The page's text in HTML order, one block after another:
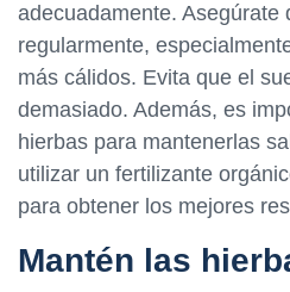
adecuadamente. Asegúrate
regularmente,
más cálidos. Evita que el
demasiado. Además, es
hierbas para mantenerlas
utilizar un fertilizante
para obtener los mejores
Mantén las